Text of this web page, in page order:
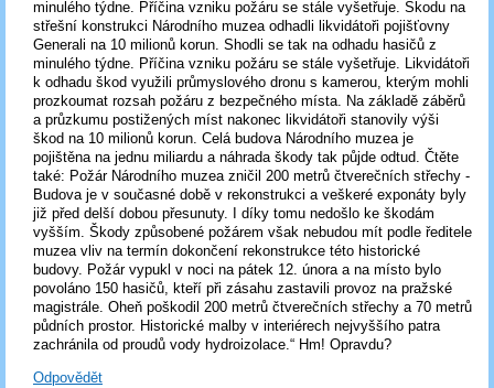
minulého týdne. Příčina vzniku požáru se stále vyšetřuje. Škodu na
střešní konstrukci Národního muzea odhadli likvidátoři pojišťovny
Generali na 10 milionů korun. Shodli se tak na odhadu hasičů z
minulého týdne. Příčina vzniku požáru se stále vyšetřuje. Likvidátoři
k odhadu škod využili průmyslového dronu s kamerou, kterým mohli
prozkoumat rozsah požáru z bezpečného místa. Na základě záběrů
a průzkumu postižených míst nakonec likvidátoři stanovily výši
škod na 10 milionů korun. Celá budova Národního muzea je
pojištěna na jednu miliardu a náhrada škody tak půjde odtud. Čtěte
také: Požár Národního muzea zničil 200 metrů čtverečních střechy -
Budova je v současné době v rekonstrukci a veškeré exponáty byly
již před delší dobou přesunuty. I díky tomu nedošlo ke škodám
vyšším. Škody způsobené požárem však nebudou mít podle ředitele
muzea vliv na termín dokončení rekonstrukce této historické
budovy. Požár vypukl v noci na pátek 12. února a na místo bylo
povoláno 150 hasičů, kteří při zásahu zastavili provoz na pražské
magistrále. Oheň poškodil 200 metrů čtverečních střechy a 70 metrů
půdních prostor. Historické malby v interiérech nejvyššího patra
zachránila od proudů vody hydroizolace.“ Hm! Opravdu?
Odpovědět